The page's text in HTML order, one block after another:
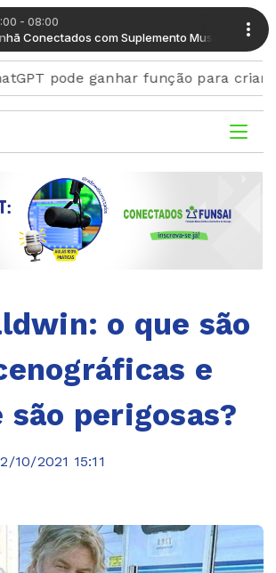
- 08:00
com Suplemento MusicalManhã
ganhar função para criar
o que são
e
são perigosas?
10/2021 15:11